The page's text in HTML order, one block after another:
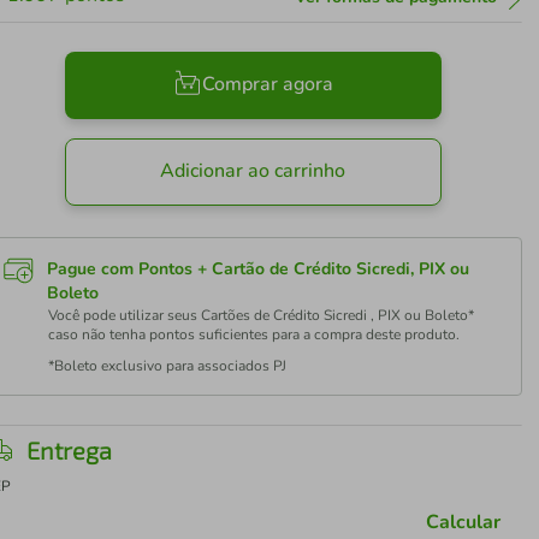
Comprar agora
Adicionar ao carrinho
Pague com Pontos + Cartão de Crédito Sicredi, PIX ou
Boleto
Você pode utilizar seus Cartões de Crédito Sicredi , PIX ou Boleto*
caso não tenha pontos suficientes para a compra deste produto.
*Boleto exclusivo para associados PJ
Entrega
Calcular